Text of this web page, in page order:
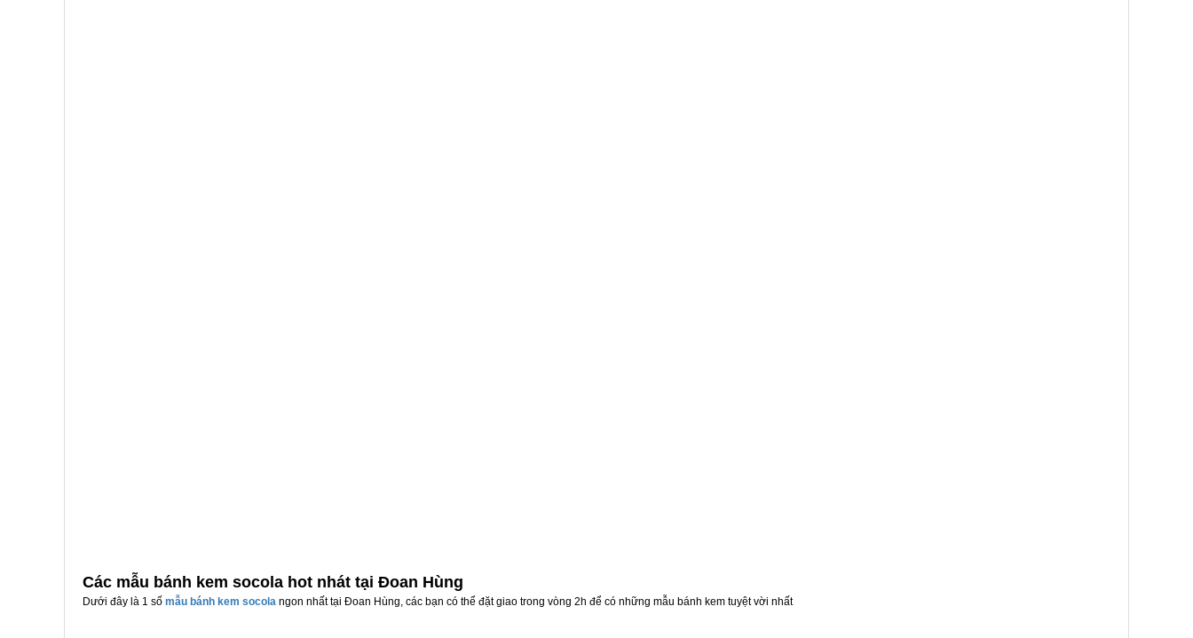
Các mẫu bánh kem socola hot nhát tại Đoan Hùng
Dưới đây là 1 số mẫu bánh kem socola ngon nhất tại Đoan Hùng, các bạn có thể đặt giao trong vòng 2h để có những mẫu bánh kem tuyệt vời nhất